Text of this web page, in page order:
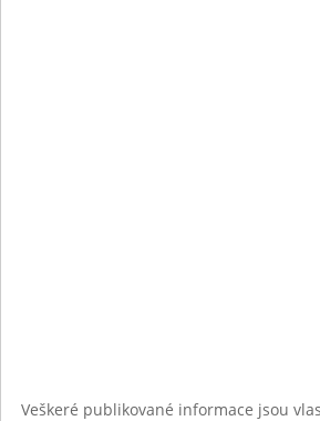
Veškeré publikované informace jsou